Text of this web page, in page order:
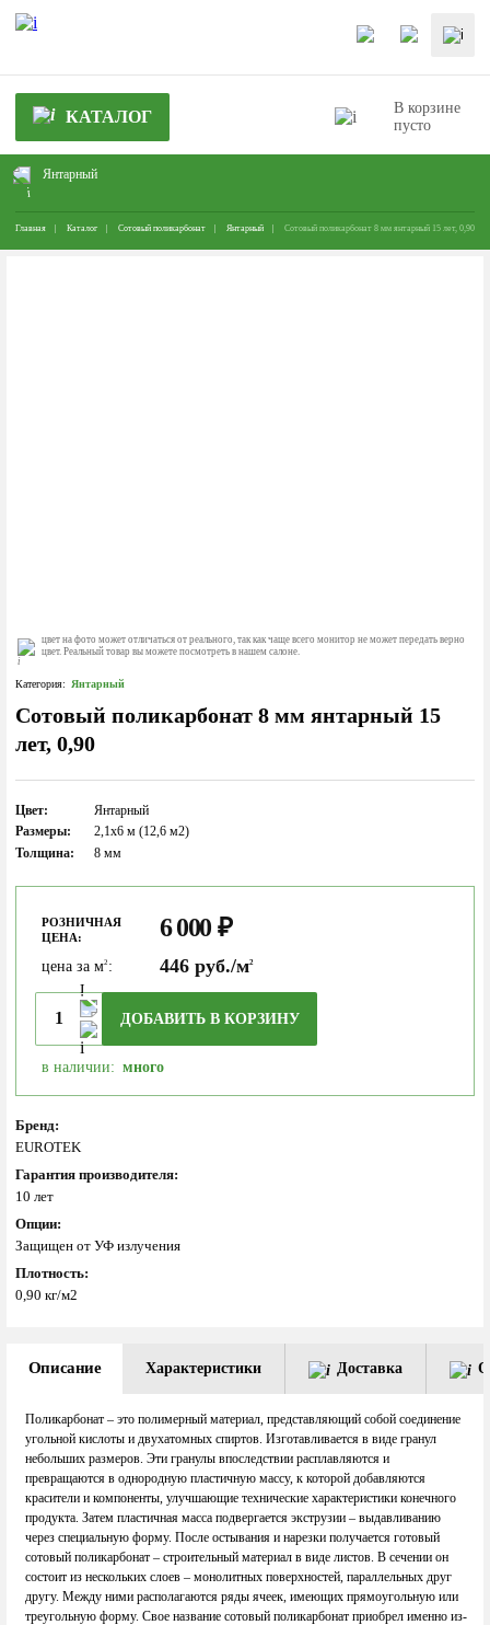
КАТАЛОГ
В корзине
пусто
Янтарный
Главная Каталог Сотовый поликарбонат Янтарный Сотовый поликарбонат 8 мм янтарный 15 лет, 0,90
цвет на фото может отличаться от реального, так как чаще всего монитор не может передать верно
цвет. Реальный товар вы можете посмотреть в нашем салоне.
Категория: Янтарный
Сотовый поликарбонат 8 мм янтарный 15
лет, 0,90
Цвет:
Янтарный
Размеры:
2,1х6 м (12,6 м2)
Толщина:
8 мм
РОЗНИЧНАЯ
ЦЕНА:
6 000₽
цена за м2 : 446 руб./м2
ДОБАВИТЬ В КОРЗИНУ
в наличии: много
Бренд:
EUROTEK
Гарантия производителя:
10 лет
Опции:
Защищен от УФ излучения
Плотность:
0,90 кг/м2
Описание Характеристики Доставка
Поликарбонат – это полимерный материал, представляющий собой соединение
угольной кислоты и двухатомных спиртов. Изготавливается в виде гранул
небольших размеров. Эти гранулы впоследствии расплавляются и
превращаются в однородную пластичную массу, к которой добавляются
красители и компоненты, улучшающие технические характеристики конечного
продукта. Затем пластичная масса подвергается экструзии – выдавливанию
через специальную форму. После остывания и нарезки получается готовый
сотовый поликарбонат – строительный материал в виде листов. В сечении он
состоит из нескольких слоев – монолитных поверхностей, параллельных друг
другу. Между ними располагаются ряды ячеек, имеющих прямоугольную или
треугольную форму. Свое название сотовый поликарбонат приобрел именно из-